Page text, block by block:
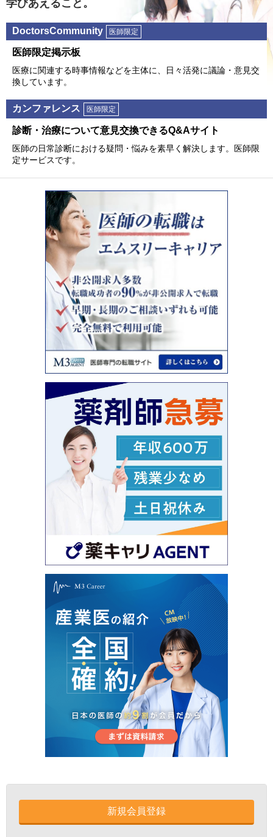
学びあえること。
DoctorsCommunity 医師限定
医師限定掲⽰板
医療に関連する時事情報などを主体に、⽇々活発に議論・意⾒交
換しています。
カンファレンス 医師限定
診断・治療について意⾒交換できるQ&Aサイト
医師の⽇常診断における疑問・悩みを素早く解決します。医師限
定サービスです。
新規会員登録